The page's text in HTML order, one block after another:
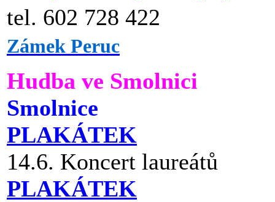
tel. 602 728 422
Zámek Peruc
Hudba ve Smolnici
Smolnice
PLAKÁTEK
14.6. Koncert laureátů
PLAKÁTEK